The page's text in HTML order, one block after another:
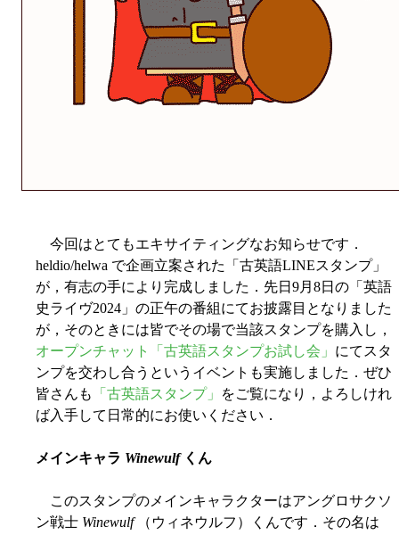
今回はとてもエキサイティングなお知らせです．
heldio/helwa で企画立案された「古英語LINEスタンプ」
が，有志の手により完成しました．先日9月8日の「英語
史ライヴ2024」の正午の番組にてお披露目となりました
が，そのときには皆でその場で当該スタンプを購入し，
オープンチャット「古英語スタンプお試し会」 にてスタ
ンプを交わし合うというイベントも実施しました．ぜひ
皆さんも
「古英語スタンプ」
をご覧になり，よろしけれ
ば入手して日常的にお使いください．
メインキャラ Winewulfくん
このスタンプのメインキャラクターはアングロサクソ
ン戦士 Winewulf（ウィネウルフ）くんです．その名は